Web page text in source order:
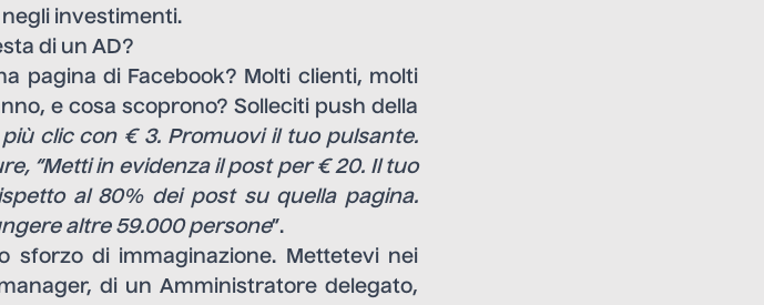
investimenti.
di un AD?
pagina di Facebook? Molti clienti, molti
e cosa scoprono? Solleciti push della
clic con € 3. Promuovi il tuo pulsante.
“Metti in evidenza il post per € 20. Il tuo
al 80% dei post su quella pagina.
altre 59.000 persone”.
di immaginazione. Mettetevi nei
di un Amministratore delegato,